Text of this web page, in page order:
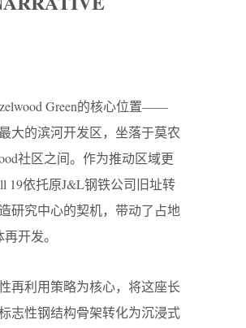
Green的核心位置——
大的滨河开发区，坐落于莫农
社区之间。作为推动区域更
19依托原J&L钢铁公司旧址转
研究中心的契机，带动了占地
开发。
再利用策略为核心，将这座长
志性钢结构骨架转化为沉浸式